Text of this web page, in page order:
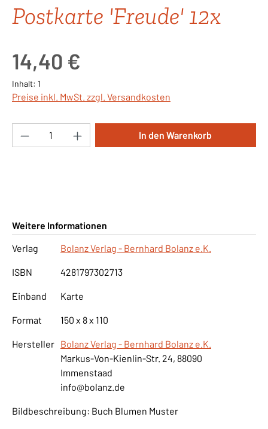
Postkarte 'Freude' 12x
14,40 €
Inhalt: 1
Preise inkl. MwSt. zzgl. Versandkosten
Produkt Anzahl: Gib den gewünschten
In den Warenkorb
Weitere Informationen
Verlag
Bolanz Verlag - Bernhard Bolanz e.K.
ISBN 4281797302713
Einband Karte
Format 150 x 8 x 110
Hersteller Bolanz Verlag - Bernhard Bolanz e.K.
Markus-Von-Kienlin-Str. 24, 88090
Immenstaad
info@bolanz.de
Bildbeschreibung: Buch Blumen Muster